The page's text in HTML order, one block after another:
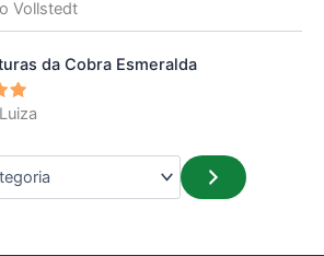
Vollstedt
da Cobra Esmeralda